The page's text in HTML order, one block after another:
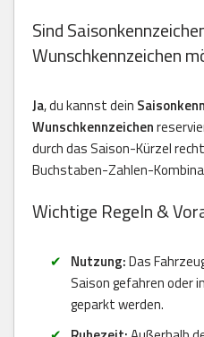
Sind
Wunschkennzeichen
Ja, du kannst dein
Wunschkennzeichen
durch das Saison-Kürzel
Buchstaben-Zahlen-
Wichtige Regeln &
Nutzung:Das
Saison gefahren oder
geparkt werden.